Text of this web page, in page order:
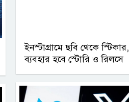
ইনস্টাগ্রামে ছবি থেকে স্টিকার,
ব্যবহার হবে স্টোরি ও রিলসে